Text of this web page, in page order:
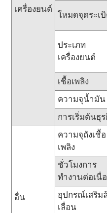
เครื่องยนต์
โหมดจุดระเ
ประเภท
เครื่องยนต์
เชื้อเพลิง
ความจุน้ำมัน
การเริ่มต้นธุ
อื่น
ความจุถังเชื้อ
เพลิง
ชั่วโมงการ
ทำงานต่อเนื่
อุปกรณ์เสริม
เลื่อน